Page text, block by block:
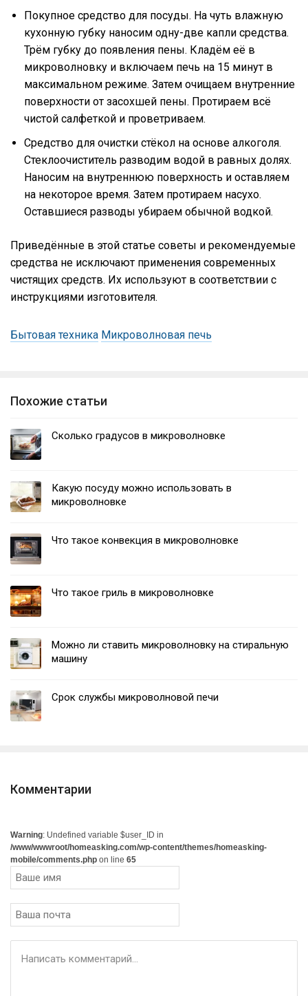
Покупное средство для посуды. На чуть влажную
кухонную губку наносим одну-две капли средства.
Трём губку до появления пены. Кладём её в
микроволновку и включаем печь на 15 минут в
максимальном режиме. Затем очищаем внутренние
поверхности от засохшей пены. Протираем всё
чистой салфеткой и проветриваем.
Средство для очистки стёкол на основе алкоголя.
Стеклоочиститель разводим водой в равных долях.
Наносим на внутреннюю поверхность и оставляем
на некоторое время. Затем протираем насухо.
Оставшиеся разводы убираем обычной водкой.
Приведённые в этой статье советы и рекомендуемые
средства не исключают применения современных
чистящих средств. Их используют в соответствии с
инструкциями изготовителя.
Бытовая техника Микроволновая печь
Похожие статьи
Сколько градусов в микроволновке
Какую посуду можно использовать в
микроволновке
Что такое конвекция в микроволновке
Что такое гриль в микроволновке
Можно ли ставить микроволновку на стиральную
машину
Срок службы микроволновой печи
Комментарии
Warning: Undefined variable $user_ID in
/www/wwwroot/homeasking.com/wp-content/themes/homeasking-
mobile/comments.php on line 65